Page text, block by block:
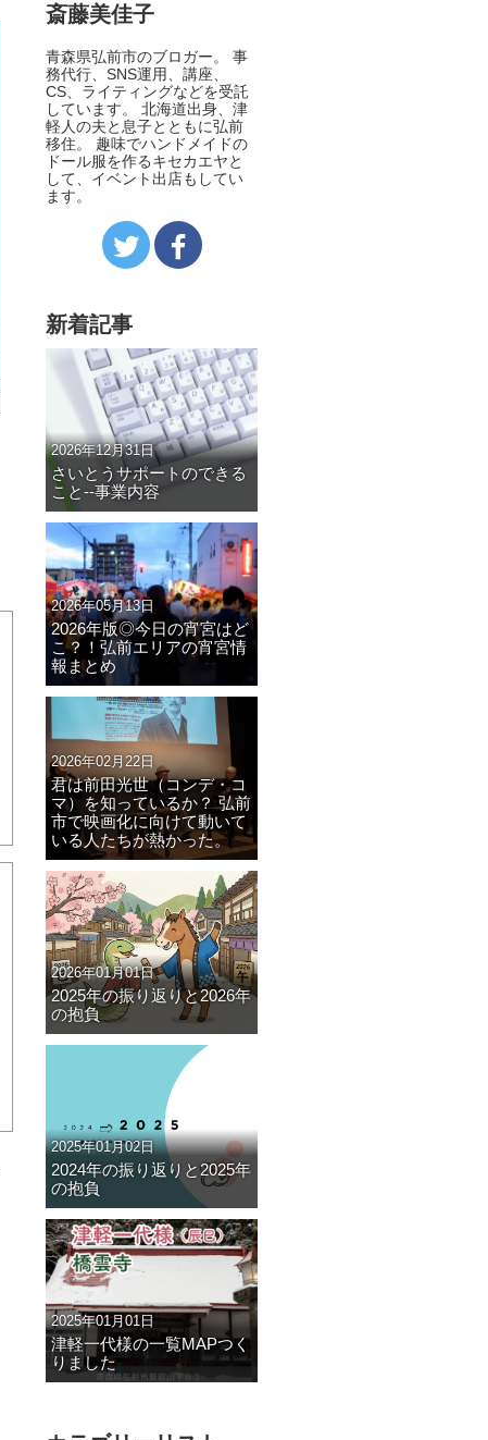
斎藤美佳子
青森県弘前市のブロガー。 事
務代行、SNS運用、講座、
CS、ライティングなどを受託
しています。 北海道出身、津
軽人の夫と息子とともに弘前
移住。 趣味でハンドメイドの
ドール服を作るキセカエヤと
して、イベント出店もしてい
ます。
新着記事
2026年12月31日
さいとうサポートのできる
こと--事業内容
2026年05月13日
2026年版◎今日の宵宮はど
こ？！弘前エリアの宵宮情
報まとめ
2026年02月22日
君は前田光世（コンデ・コ
マ）を知っているか？ 弘前
市で映画化に向けて動いて
いる人たちが熱かった。
2026年01月01日
2025年の振り返りと2026年
の抱負
2025年01月02日
2024年の振り返りと2025年
の抱負
2025年01月01日
津軽一代様の一覧MAPつく
りました